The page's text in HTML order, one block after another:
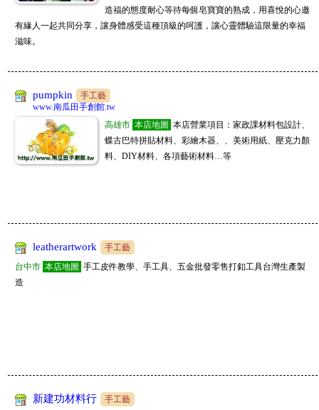
造福的態度耐心等待每個皂寶寶的熟成，用喜悅的心邀
有緣人一起共同分享，讓身體感受這種頂級的呵護，讓心靈體驗這限量的幸福
滋味。
pumpkin
手工藝
www.南瓜田手創館.tw
高雄市 本店地圖 本店營業項目：家政課材料包設計、
蝶古巴特拼貼材料、彩繪木器、、美術用紙、壓克力顏
料、DIY材料、各項藝術材料…等
leatherartwork
手工藝
台中市 本店地圖 手工皮件教學、手工具、五金批發零售打釦工具台灣生產製
造
新建功材料行 手工藝